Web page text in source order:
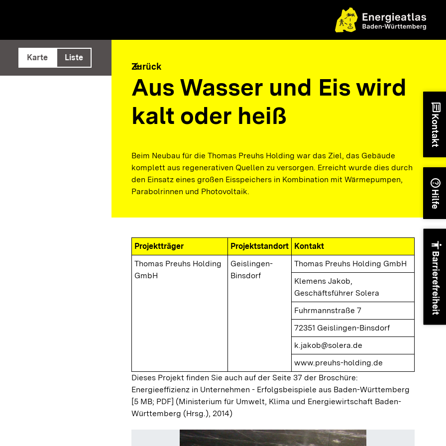
ausführen
Karte Liste
arrow_back
Zurück
Aus Wasser und Eis wird
kalt oder heiß
Beim Neubau für die Thomas Preuhs Holding war das Ziel, das Gebäude
komplett aus regenerativen Quellen zu versorgen. Erreicht wurde dies durch
den Einsatz eines großen Eisspeichers in Kombination mit Wärmepumpen,
Parabolrinnen und Photovoltaik.
Projektträger Projektstandort
Kontakt
Thomas Preuhs Holding
GmbH
Geislingen-
Binsdorf
Thomas Preuhs Holding GmbH
Klemens Jakob,
Geschäftsführer Solera
Fuhrmannstraße 7
72351 Geislingen-Binsdorf
k.jakob@solera.de
www.preuhs-holding.de
Dieses Projekt finden Sie auch auf der Seite 37 der Broschüre:
Energieeffizienz in Unternehmen - Erfolgsbeispiele aus Baden-Württemberg
[5 MB; PDF] (Ministerium für Umwelt, Klima und Energiewirtschaft Baden-
Württemberg (Hrsg.), 2014)
chat
Kontakt
help
Hilfe
accessibility
Barrierefreiheit